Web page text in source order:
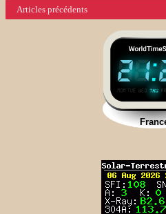
desArticles précédents